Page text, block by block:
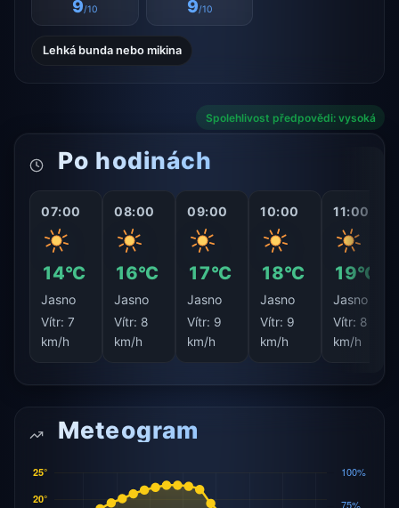
9/10 9/10
Lehká bunda nebo mikina
Spolehlivost předpovědi: vysoká
Po hodinách
07:00
14°C
Jasno
Vítr: 7
km/h
08:00
16°C
Jasno
Vítr: 8
km/h
09:00
17°C
Jasno
Vítr: 9
km/h
10:00
18°C
Jasno
Vítr: 9
km/h
11:00
19°C
Jasno
Vítr: 8
km/h
Meteogram